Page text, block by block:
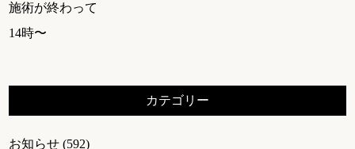
施術が終わって
14時〜
カテゴリー
お知らせ (592)